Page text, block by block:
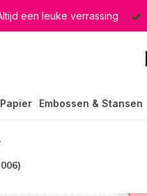
een leuke verrassing
Papier Embossen & Stansen